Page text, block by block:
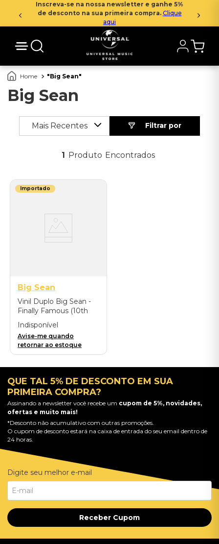
Inscreva-se na nossa newsletter e ganhe 5%
de desconto na sua primeira compra. Clique
aqui
Big Sean
Big Sean
Mais Recentes
1 Produto
Importado
Big Sean
Vinil Duplo Big Sean -
Finally Famous (10th
Anniv Deluxe Edit
Remixed and
Remastered) -
Importado
Indisponível
Avise-me quando
retornar ao estoque
QUE TAL 5% DE DESCONTO EM SUA
PRIMEIRA COMPRA?
Assinando a newsletter você recebe um cupom de 5%, novidades,
ofertas e muito mais!
*Desconto não acumulativo com outras promoções.
O cupom de desconto estará na caixa de entrada do seu email dentro de
24 horas.
Digite seu melhor e-mail
Receber Cupom